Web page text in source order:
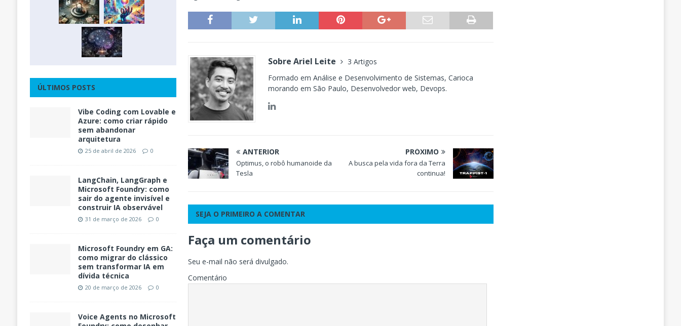
Sobre Ariel Leite
3 Artigos
Formado em Análise e Desenvolvimento de Sistemas, Carioca
morando em São Paulo, Desenvolvedor web, Devops.
ANTERIOR
Optimus, o robô humanoide da
Tesla
PRÓXIMO
A busca pela vida fora da Terra
continua!
SEJA O PRIMEIRO A COMENTAR
Faça um comentário
Seu e-mail não será divulgado.
Comentário
ÚLTIMOS POSTS
Vibe Coding com Lovable e
Azure: como criar rápido
sem abandonar
arquitetura
25 de abril de 2026 0
LangChain, LangGraph e
Microsoft Foundry: como
sair do agente invisível e
construir IA observável
31 de março de 2026 0
Microsoft Foundry em GA:
como migrar do clássico
sem transformar IA em
dívida técnica
20 de março de 2026 0
Voice Agents no Microsoft